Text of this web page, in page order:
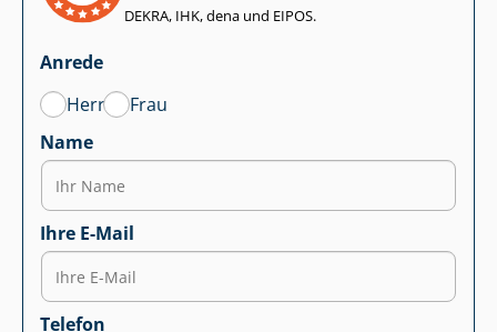
DEKRA, IHK, dena und EIPOS.
Anrede
Herr
Frau
Name
Ihre E-Mail
Telefon